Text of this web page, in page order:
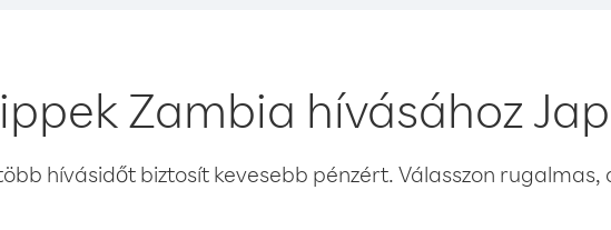
Zambia hívásához
hívásidőt biztosít kevesebb pénzért. Válasszon rugalmas,